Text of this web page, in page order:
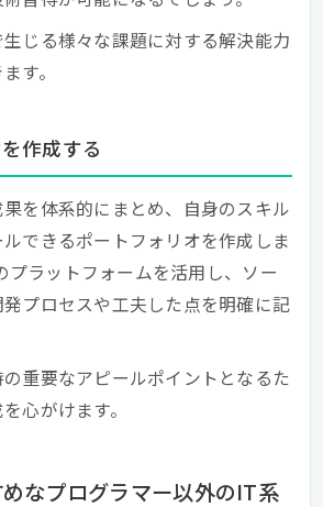
じる様々な課題に対する解決能力
す。
作成する
を体系的にまとめ、自身のスキル
できるポートフォリオを作成しま
プラットフォームを活用し、ソー
プロセスや工夫した点を明確に記
重要なアピールポイントとなるた
心がけます。
なプログラマー以外のIT系